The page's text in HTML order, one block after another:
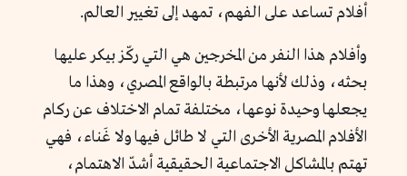
أفلام تساعد على الفهم، تمهد إلى تغيير العالم.
وأفلام هذا النفر من المخرجين هي التي ركّز بيكر عليها
بحثه، وذلك لأنها مرتبطة بالواقع المصري، وهذا ما
يجعلها وحيدة نوعها، مختلفة تمام الاختلاف عن ركام
الأفلام المصرية الأخرى التي لا طائل فيها ولا غَناء، فهي
تهتم بالمشاكل الاجتماعية الحقيقية أشدّ الاهتمام،